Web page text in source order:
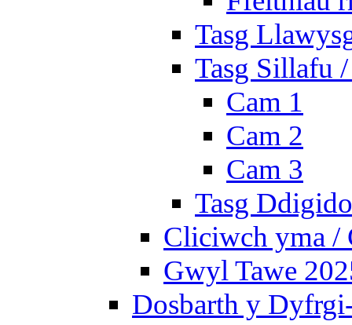
Tasg
Tasg Sillafu
Cam 1
Cam 2
Cam 3
Tasg
Cliciwch yma /
Gwyl Tawe
Dosbarth y